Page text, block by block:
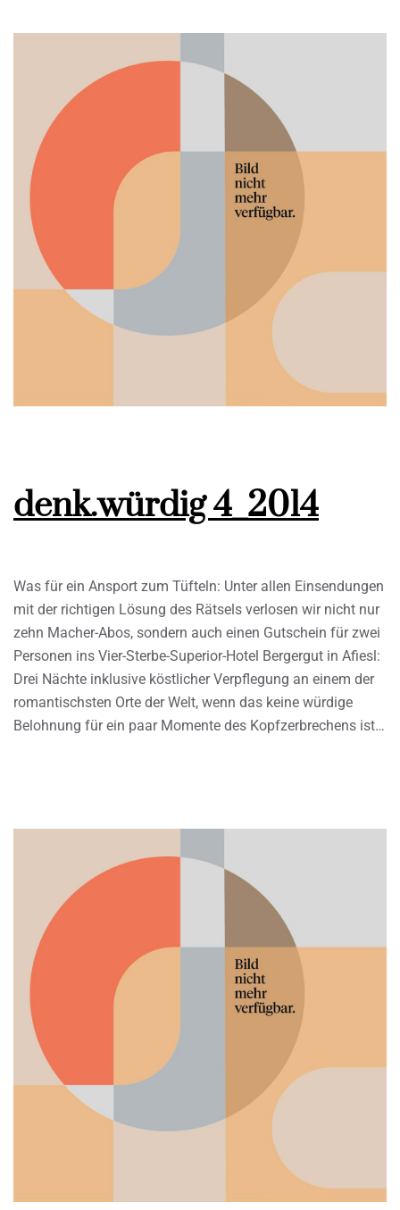
denk.würdig 4_2014
Was für ein Ansport zum Tüfteln: Unter allen Einsendungen
mit der richtigen Lösung des Rätsels verlosen wir nicht nur
zehn Macher-Abos, sondern auch einen Gutschein für zwei
Personen ins Vier-Sterbe-Superior-Hotel Bergergut in Afiesl:
Drei Nächte inklusive köstlicher Verpflegung an einem der
romantischsten Orte der Welt, wenn das keine würdige
Belohnung für ein paar Momente des Kopfzerbrechens ist…